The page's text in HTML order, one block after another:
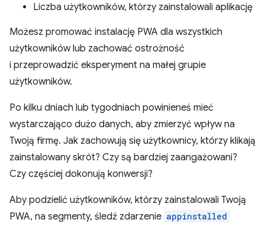
Liczba użytkowników, którzy zainstalowali aplikację
Możesz promować instalację PWA dla wszystkich
użytkowników lub zachować ostrożność
i przeprowadzić eksperyment na małej grupie
użytkowników.
Po kilku dniach lub tygodniach powinieneś mieć
wystarczająco dużo danych, aby zmierzyć wpływ na
Twoją firmę. Jak zachowują się użytkownicy, którzy klikają
zainstalowany skrót? Czy są bardziej zaangażowani?
Czy częściej dokonują konwersji?
Aby podzielić użytkowników, którzy zainstalowali Twoją
PWA, na segmenty, śledź zdarzenie appinstalled